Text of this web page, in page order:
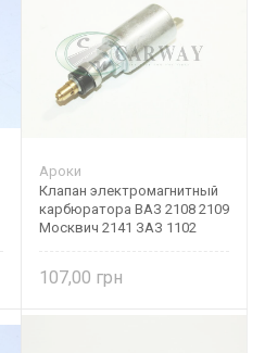
Ароки
Клапан электромагнитный
карбюратора ВАЗ 2108 2109
Москвич 2141 ЗАЗ 1102
107,00